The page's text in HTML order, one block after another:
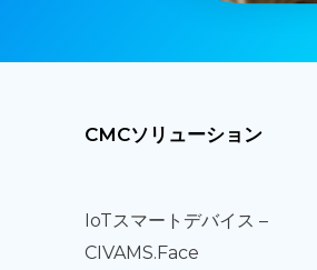
CMCソリューション
IoTスマートデバイス –
CIVAMS.Face